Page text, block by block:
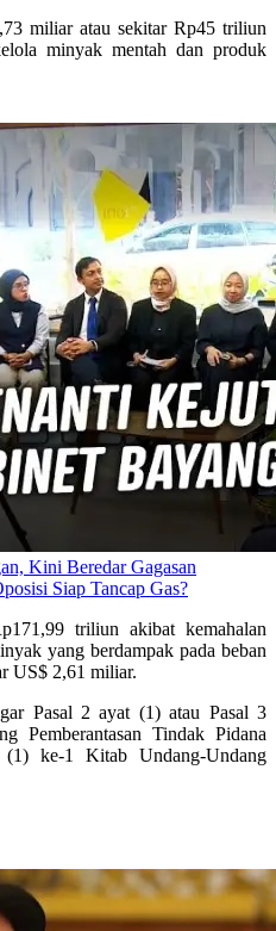
miliar atau sekitar Rp45 triliun
minyak mentah dan produk
Kini Beredar Gagasan
Siap Tancap Gas?
triliun akibat kemahalan
yang berdampak pada beban
US$ 2,61 miliar.
Pasal 2 ayat (1) atau Pasal 3
Pemberantasan Tindak Pidana
ke-1 Kitab Undang-Undang